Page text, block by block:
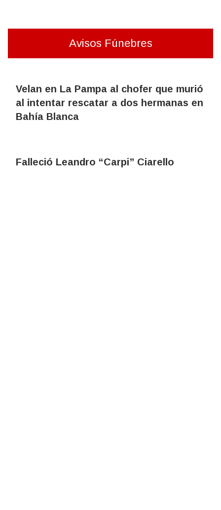
Avisos Fúnebres
Velan en La Pampa al chofer que murió
al intentar rescatar a dos hermanas en
Bahía Blanca
Falleció Leandro “Carpi” Ciarello